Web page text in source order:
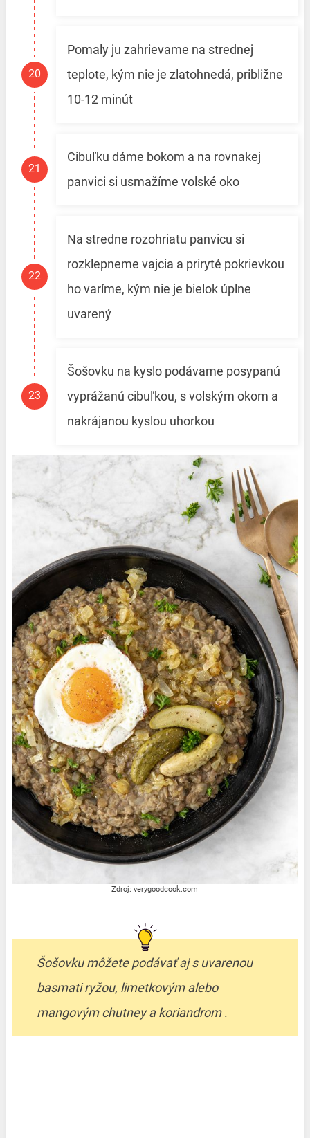
Pomaly ju zahrievame na strednej
teplote, kým nie je zlatohnedá, približne
10-12 minút
Cibuľku dáme bokom a na rovnakej
panvici si usmažíme volské oko
Na stredne rozohriatu panvicu si
rozklepneme vajcia a priryté pokrievkou
ho varíme, kým nie je bielok úplne
uvarený
Šošovku na kyslo podávame posypanú
vyprážanú cibuľkou, s volským okom a
nakrájanou kyslou uhorkou
Zdroj: verygoodcook.com
Šošovku môžete podávať aj s uvarenou
basmati ryžou, limetkovým alebo
mangovým chutney a koriandrom.